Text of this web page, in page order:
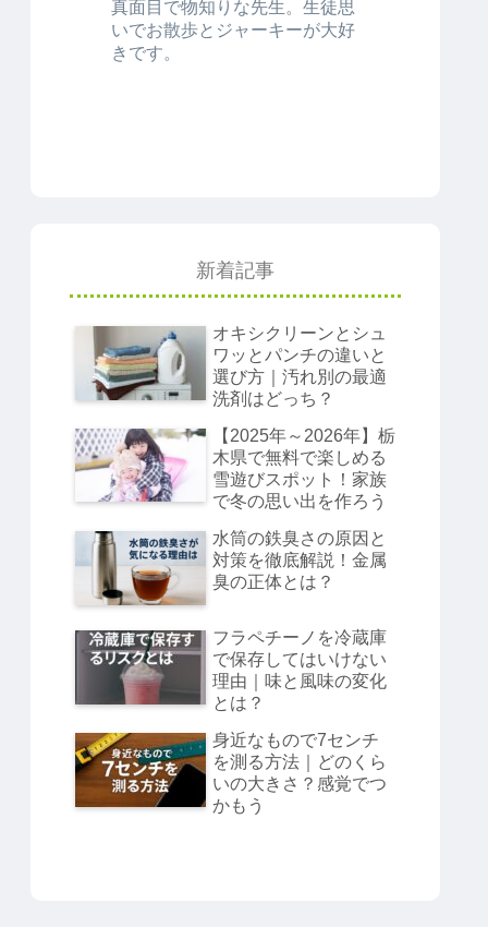
真面目で物知りな先生。生徒思
いでお散歩とジャーキーが大好
きです。
新着記事
オキシクリーンとシュ
ワッとパンチの違いと
選び方｜汚れ別の最適
洗剤はどっち？
【2025年～2026年】栃
木県で無料で楽しめる
雪遊びスポット！家族
で冬の思い出を作ろう
水筒の鉄臭さの原因と
対策を徹底解説！金属
臭の正体とは？
フラペチーノを冷蔵庫
で保存してはいけない
理由｜味と風味の変化
とは？
身近なもので7センチ
を測る方法｜どのくら
いの大きさ？感覚でつ
かもう